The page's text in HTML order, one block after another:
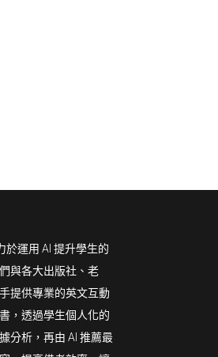
於運用 AI 提升學生的
與各大出版社、老
提供專業的英文互動
，透過學生個人化的
分析，再由 AI 推薦最